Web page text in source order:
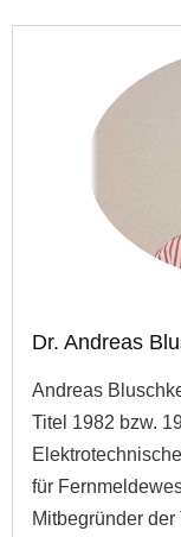
Dr. Andreas
Andreas
Titel 1982 bzw.
für
Mitbegründer